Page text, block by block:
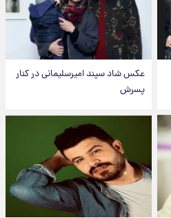
عکس شاد سپند امیرسلیمانی در کنار
پسرش